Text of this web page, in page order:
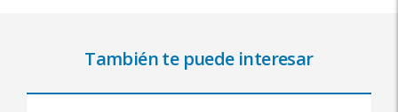
También te puede interesar